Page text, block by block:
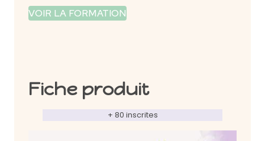
VOIR LA FORMATION
Fiche produit
+ 80 inscrites